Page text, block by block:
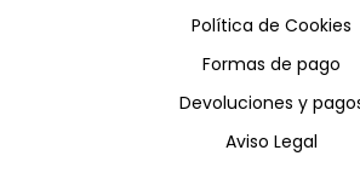
Política de Cookies
Formas de pago
Devoluciones y
Aviso Legal